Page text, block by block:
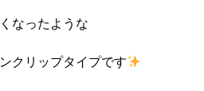
なったような
クリップタイプです